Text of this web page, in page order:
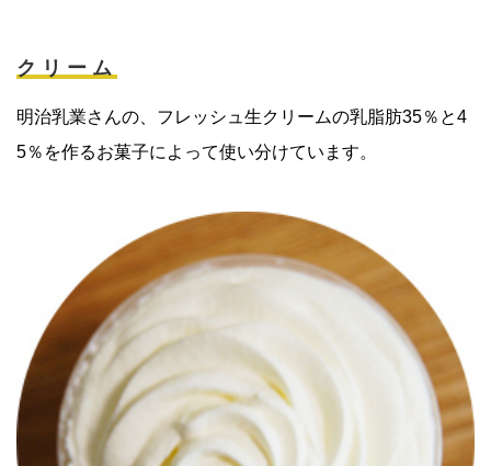
クリーム
明治乳業さんの、フレッシュ生クリームの乳脂肪35％と4
5％を作るお菓子によって使い分けています。